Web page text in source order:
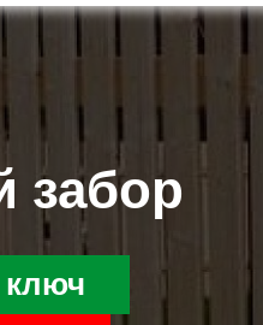
забор
ключ